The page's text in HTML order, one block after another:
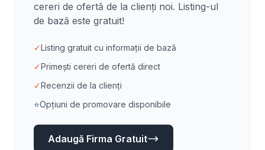
cereri de ofertă de la clienți noi. Listing-ul
de bază este gratuit!
✓Listing gratuit cu informații de bază
✓Primești cereri de ofertă direct
✓Recenzii de la clienți
⭐Opțiuni de promovare disponibile
Adaugă Firma Gratuit